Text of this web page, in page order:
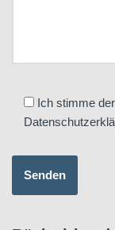
Ich stimme